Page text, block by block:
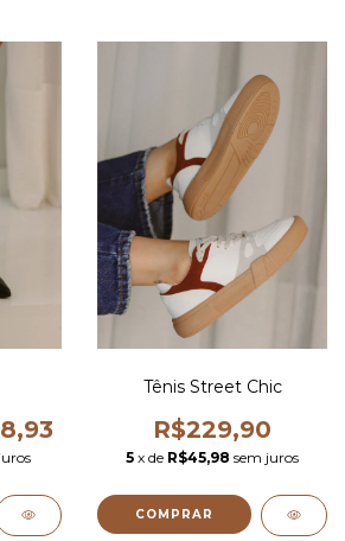
Tênis Street Chic
R$229,90
5 x de R$45,98 sem juros
COMPRAR